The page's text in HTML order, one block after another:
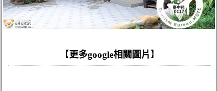
【 更多google相關圖片 】